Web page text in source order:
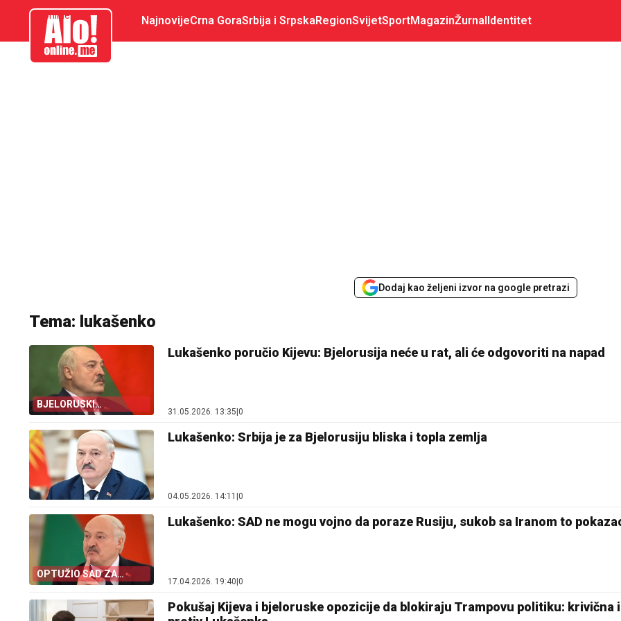
aloonline.me NajnovijeCrna GoraSrbija i SrpskaRegionSvijetSportMagazinŽurnalIdentitet
Dodaj kao željeni izvor na google pretrazi
Tema: lukašenko
BJELORUSKI
PREDSJEDNIK
Lukašenko poručio Kijevu: Bjelorusija neće u rat, ali će odgovoriti na napad
31.05.2026. 13:35 0
Lukašenko: Srbija je za Bjelorusiju bliska i topla zemlja
04.05.2026. 14:11 0
OPTUŽIO SAD ZA
DIKTATURU
Lukašenko: SAD ne mogu vojno da poraze Rusiju, sukob sa Iranom to
17.04.2026. 19:40|0
Pokušaj Kijeva i bjeloruske opozicije da blokiraju Trampovu politiku: krivična